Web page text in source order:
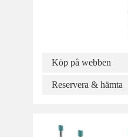
Köp på webben
Reservera & hämta